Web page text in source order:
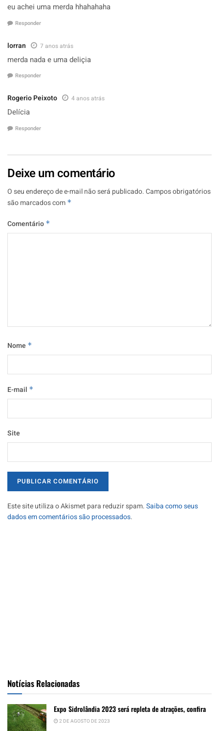
eu achei uma merda hhahahaha
Responder
lorran 7 anos atrás
merda nada e uma deliçia
Responder
Rogerio Peixoto 4 anos atrás
Delícia
Responder
Deixe um comentário
O seu endereço de e-mail não será publicado.Campos obrigatórios
são marcados com *
Comentário *
Nome *
E-mail *
Site
Este site utiliza o Akismet para reduzir spam.Saiba como seus
dados em comentários são processados.
Notícias Relacionadas
Expo Sidrolândia 2023 será repleta de atrações, confira
2 DE AGOSTO DE 2023